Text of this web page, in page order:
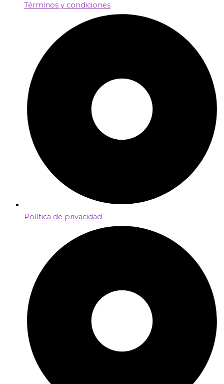
Términos y condiciones
Política de privacidad